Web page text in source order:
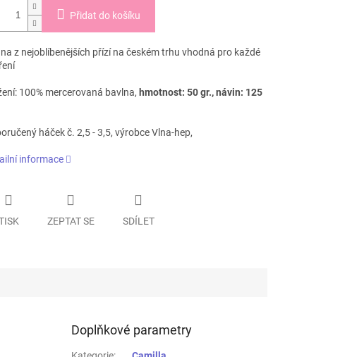
Přidat do košíku
z nejoblíbenějších přízí na českém trhu vhodná pro každé
100% mercerovaná bavlna, hmotnost: 50 gr., návin: 125
háček č. 2,5 - 3,5, výrobce Vlna-hep,
informace
ZEPTAT SE SDÍLET
Doplňkové parametry